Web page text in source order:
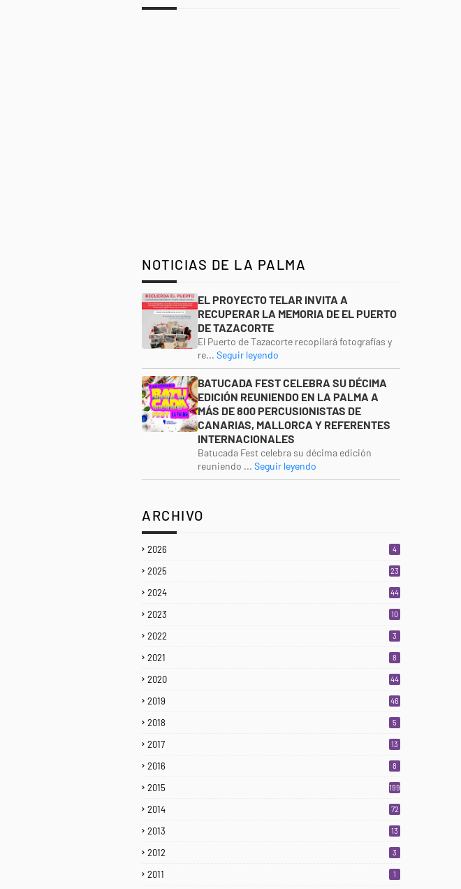
NOTICIAS DE LA PALMA
EL PROYECTO TELAR INVITA A
RECUPERAR LA MEMORIA DE EL PUERTO
DE TAZACORTE
El Puerto de Tazacorte recopilará fotografías y
re... Seguir leyendo
BATUCADA FEST CELEBRA SU DÉCIMA
EDICIÓN REUNIENDO EN LA PALMA A
MÁS DE 800 PERCUSIONISTAS DE
CANARIAS, MALLORCA Y REFERENTES
INTERNACIONALES
Batucada Fest celebra su décima edición
reuniendo ... Seguir leyendo
ARCHIVO
2026 4
2025
23
2024 44
2023 10
2022 3
2021 8
2020 44
2019 46
2018 5
2017 13
2016 8
2015 199
2014 72
2013 13
2012 3
2011 1